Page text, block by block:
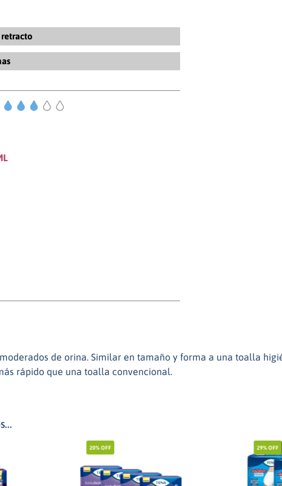
Legal y Derecho de retracto, revisa nuestros
Uso y Venta haciendoclick aquí
3/5
de orina. Similar en tamaño y forma a una toalla
rápido que una toalla convencional.
20%OFF 29%OFF